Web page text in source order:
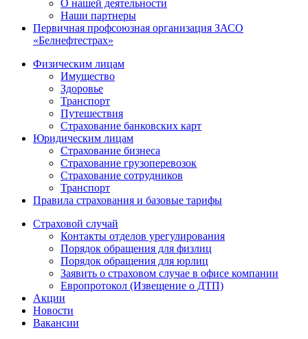
О нашей деятельности
Наши партнеры
Первичная профсоюзная организация ЗАСО
«Белнефтестрах»
Физическим лицам
Имущество
Здоровье
Транспорт
Путешествия
Страхование банковских карт
Юридическим лицам
Страхование бизнеса
Страхование грузоперевозок
Страхование сотрудников
Транспорт
Правила страхования и базовые тарифы
Страховой случай
Контакты отделов урегулирования
Порядок обращения для физлиц
Порядок обращения для юрлиц
Заявить о страховом случае в офисе компании
Европротокол (Извещение о ДТП)
Акции
Новости
Вакансии